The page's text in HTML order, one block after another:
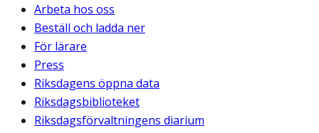
Arbeta hos oss
Beställ och ladda ner
För lärare
Press
Riksdagens öppna data
Riksdagsbiblioteket
Riksdagsförvaltningens diarium